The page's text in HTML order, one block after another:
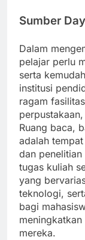
Sumber
Dalam
pelajar perlu
serta
institusi
ragam
Ruang baca,
adalah
dan
tugas kuliah
yang
teknologi,
bagi
mereka.